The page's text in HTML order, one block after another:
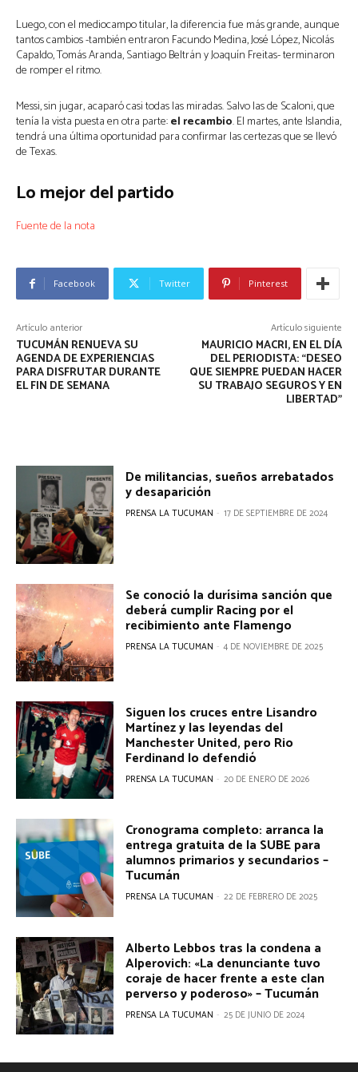
Luego, con el mediocampo titular, la diferencia fue más grande, aunque
tantos cambios -también entraron Facundo Medina, José López, Nicolás
Capaldo, Tomás Aranda, Santiago Beltrán y Joaquín Freitas- terminaron
de romper el ritmo.
Messi, sin jugar, acaparó casi todas las miradas. Salvo las de Scaloni, que
tenía la vista puesta en otra parte:el recambio. El martes, ante Islandia,
tendrá una última oportunidad para confirmar las certezas que se llevó
de Texas.
Lo mejor del partido
Fuente de la nota
Facebook Twitter Pinterest
Artículo anterior
TUCUMÁN RENUEVA SU
AGENDA DE EXPERIENCIAS
PARA DISFRUTAR DURANTE
EL FIN DE SEMANA
Artículo siguiente
MAURICIO MACRI, EN EL DÍA
DEL PERIODISTA: “DESEO
QUE SIEMPRE PUEDAN HACER
SU TRABAJO SEGUROS Y EN
LIBERTAD”
De militancias, sueños arrebatados
y desaparición
PRENSA LA TUCUMAN - 17 DE SEPTIEMBRE DE 2024
Se conoció la durísima sanción que
deberá cumplir Racing por el
recibimiento ante Flamengo
PRENSA LA TUCUMAN - 4 DE NOVIEMBRE DE 2025
Siguen los cruces entre Lisandro
Martínez y las leyendas del
Manchester United, pero Rio
Ferdinand lo defendió
PRENSA LA TUCUMAN - 20 DE ENERO DE 2026
Cronograma completo: arranca la
entrega gratuita de la SUBE para
alumnos primarios y secundarios –
Tucumán
PRENSA LA TUCUMAN - 22 DE FEBRERO DE 2025
Alberto Lebbos tras la condena a
Alperovich: «La denunciante tuvo
coraje de hacer frente a este clan
perverso y poderoso» – Tucumán
PRENSA LA TUCUMAN - 25 DE JUNIO DE 2024